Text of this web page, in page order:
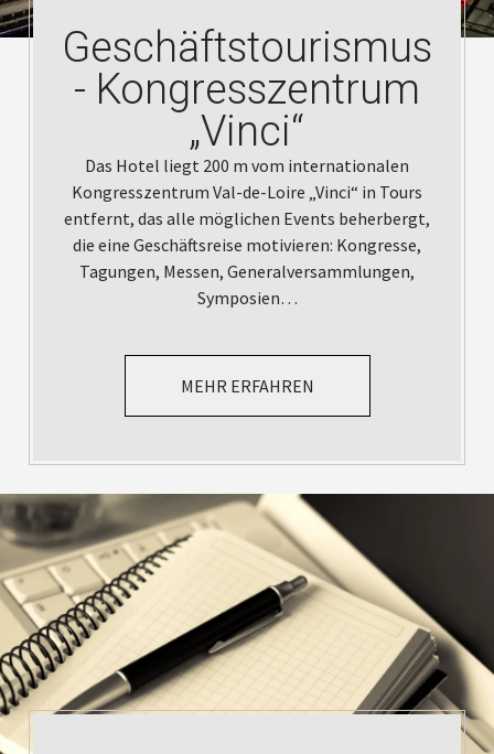
Geschäftstourismus
- Kongresszentrum
„Vinci“
Das Hotel liegt 200 m vom internationalen
Kongresszentrum Val-de-Loire „Vinci“ in Tours
entfernt, das alle möglichen Events beherbergt,
die eine Geschäftsreise motivieren: Kongresse,
Tagungen, Messen, Generalversammlungen,
Symposien…
MEHR ERFAHREN